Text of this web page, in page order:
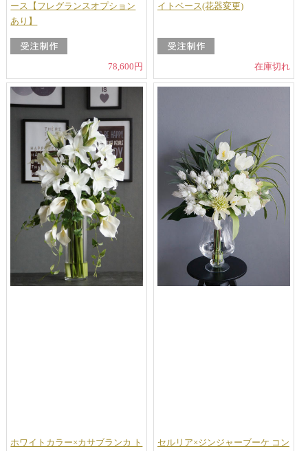
ース【フレグランスオプション
あり】
78,600円
イトベース(花器変更)
在庫切れ
ホワイトカラー×カサブランカ ト
セルリア×ジンジャーブーケ コン